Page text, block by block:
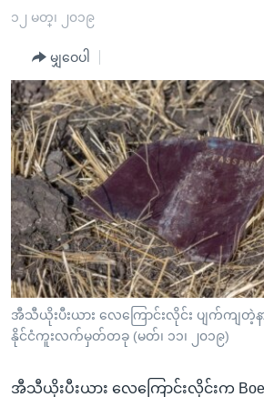
ပင်မ
ကျော်
ကြည့်
ရန်
ပင်မ
အ
ညွန်း
စာမျက်နှာ
သို့
ကျော်
ကြည့်
ရန်
ရန်
အစ္စရေး-ပါလက်စတိုင်း
အင်္ဂလိပ်စာလေ့လာမယ်
အမေရိကန်သုံးအီဒီယံ
မကြေးမုံရဲ့ အင်္ဂလိပ်စာ
ရုပ်ရှင်ထဲက အင်္ဂလိပ်စာ
သုတပဒေသာ အင်္ဂလိပ်စာ
အပတ်စဉ်ကဏ္ဍများ
ရေဒီယို
တီဗွီ
ရေဒီယိုနှင့်ရုပ်သံ အချက်အလက်များ
ရေဒီယို/တီဗွီအစီအစဉ်
Learning English
ဗွီအိုအေ လူမှုကွန်ယက်များ
ဘာသာစကားများ
၁၂ မတ္၊ ၂၀၁၉
မျှဝေပါ
အီသီယိုးပီးယား လေကြောင်းလိုင်း ပျက်ကျတဲ့
နိုင်ငံကူးလက်မှတ်တခု (မတ်၊ ၁၁၊ ၂၀၁၉)
အီသီယိုးပီးယား လေကြောင်းလိုင်းက